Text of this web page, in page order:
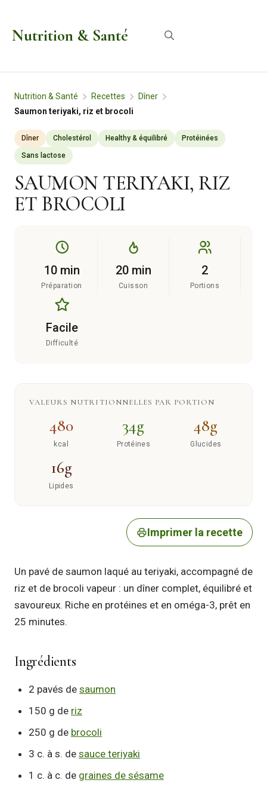
Nutrition & Santé
Nutrition & Santé Recettes
Dîner
Saumon teriyaki, riz et brocoli
Dîner Cholestérol Healthy & équilibré Protéinées
Sans lactose
SAUMON TERIYAKI, RIZ
ET BROCOLI
10 min
Préparation
20 min
Cuisson
2
Portions
Facile
Difficulté
VALEURS NUTRITIONNELLES PAR PORTION
480
kcal
34g
Protéines
48g
Glucides
16g
Lipides
Imprimer la recette
Un pavé de saumon laqué au teriyaki, accompagné de
riz et de brocoli vapeur : un dîner complet, équilibré et
savoureux. Riche en protéines et en oméga-3, prêt en
25 minutes.
Ingrédients
2 pavés de saumon
150 g de riz
250 g de brocoli
3 c. à s. de sauce teriyaki
1 c. à c. de graines de sésame